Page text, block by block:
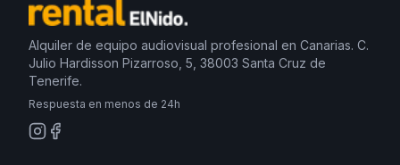
Alquiler de equipo audiovisual profesional en Canarias. C.
Julio Hardisson Pizarroso, 5, 38003 Santa Cruz de
Tenerife.
Respuesta en menos de 24h